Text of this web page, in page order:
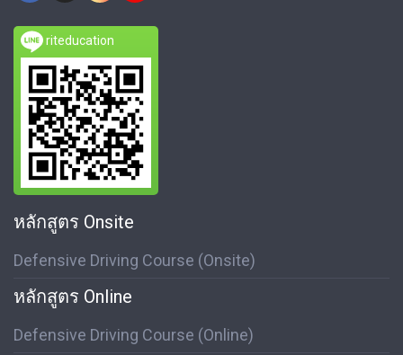
riteducation
หลักสูตร Onsite
Defensive Driving Course (Onsite)
หลักสูตร Online
Defensive Driving Course (Online)